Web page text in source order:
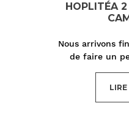
HOPLITÉA
Nous arrivons
de faire un